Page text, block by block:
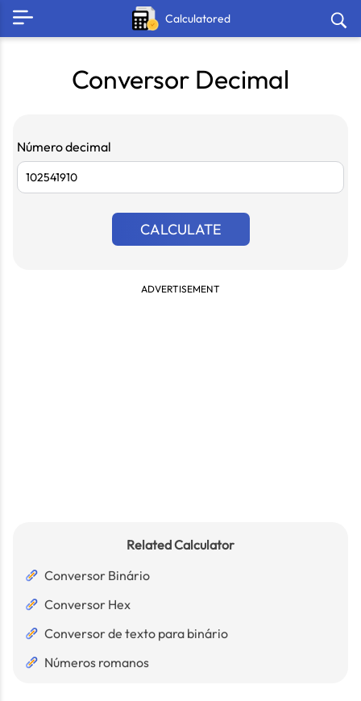
Calculatored
Conversor Decimal
Número decimal
CALCULATE
ADVERTISEMENT
Related Calculator
Conversor Binário
Conversor Hex
Conversor de texto para binário
Números romanos